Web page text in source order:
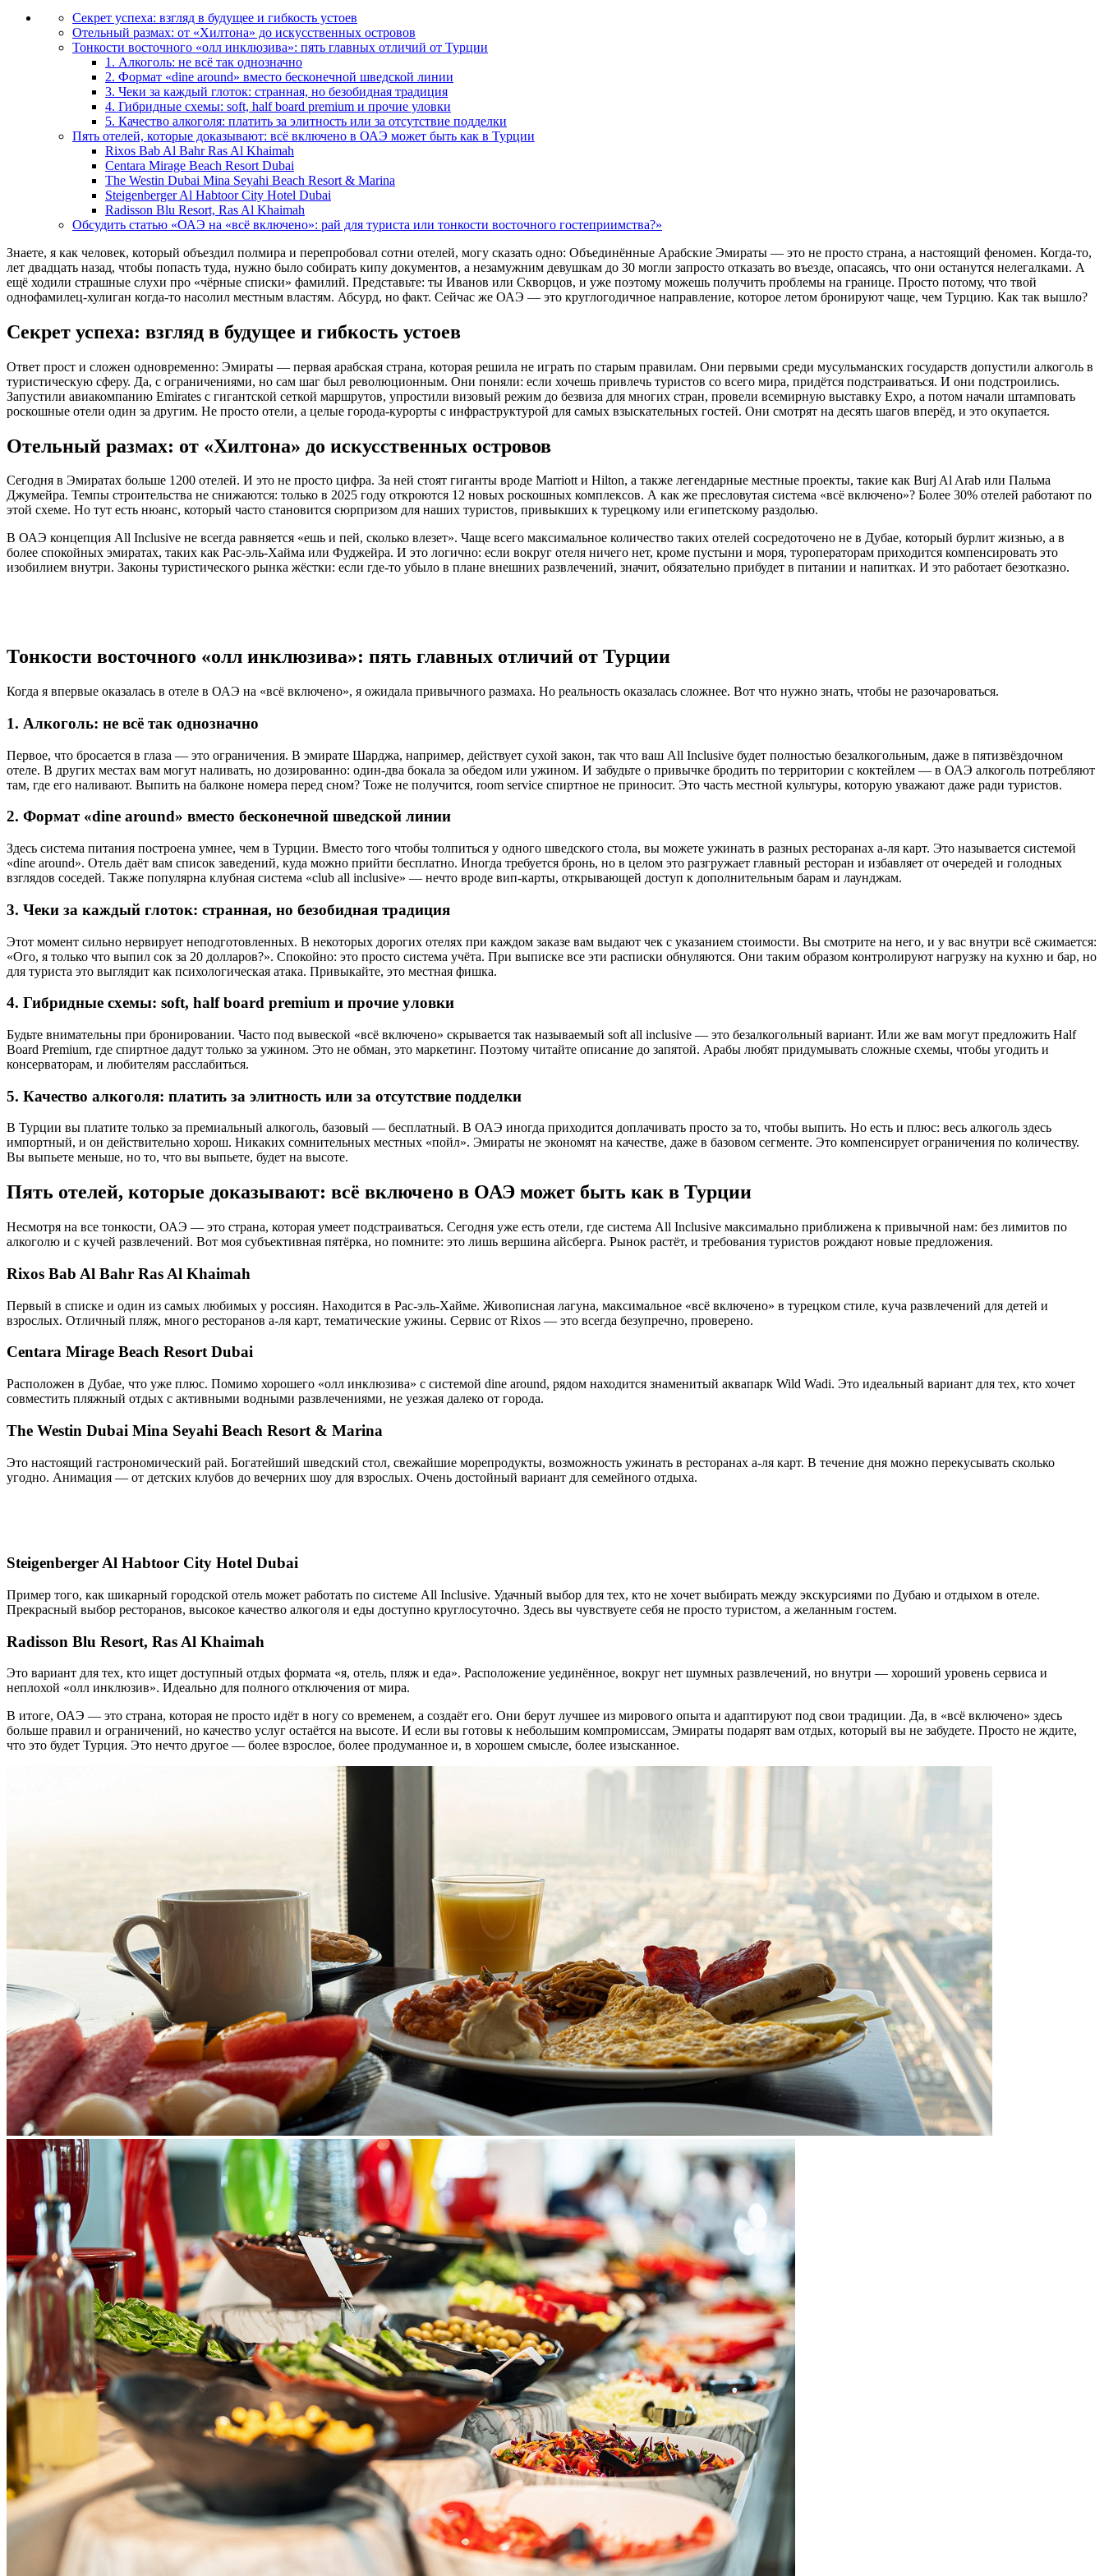
Секрет успеха: взгляд в будущее и гибкость устоев
Отельный размах: от «Хилтона» до искусственных островов
Тонкости восточного «олл инклюзива»: пять главных отличий от Турции
1. Алкоголь: не всё так однозначно
2. Формат «dine around» вместо бесконечной шведской линии
3. Чеки за каждый глоток: странная, но безобидная традиция
4. Гибридные схемы: soft, half board premium и прочие уловки
5. Качество алкоголя: платить за элитность или за отсутствие подделки
Пять отелей, которые доказывают: всё включено в ОАЭ может быть как в Турции
Rixos Bab Al Bahr Ras Al Khaimah
Centara Mirage Beach Resort Dubai
The Westin Dubai Mina Seyahi Beach Resort & Marina
Steigenberger Al Habtoor City Hotel Dubai
Radisson Blu Resort, Ras Al Khaimah
Обсудить статью «ОАЭ на «всё включено»: рай для туриста или тонкости восточного гостеприимства?»
Знаете, я как человек, который объездил полмира и перепробовал сотни отелей, могу сказать одно: Объединённые Арабские Эмираты — это не просто страна, а настоящий феномен. Когда-то,
лет двадцать назад, чтобы попасть туда, нужно было собирать кипу документов, а незамужним девушкам до 30 могли запросто отказать во въезде, опасаясь, что они останутся нелегалками. А
ещё ходили страшные слухи про «чёрные списки» фамилий. Представьте: ты Иванов или Скворцов, и уже поэтому можешь получить проблемы на границе. Просто потому, что твой
однофамилец-хулиган когда-то насолил местным властям. Абсурд, но факт. Сейчас же ОАЭ — это круглогодичное направление, которое летом бронируют чаще, чем Турцию. Как так вышло?
Секрет успеха: взгляд в будущее и гибкость устоев
Ответ прост и сложен одновременно: Эмираты — первая арабская страна, которая решила не играть по старым правилам. Они первыми среди мусульманских государств допустили алкоголь в
туристическую сферу. Да, с ограничениями, но сам шаг был революционным. Они поняли: если хочешь привлечь туристов со всего мира, придётся подстраиваться. И они подстроились.
Запустили авиакомпанию Emirates с гигантской сеткой маршрутов, упростили визовый режим до безвиза для многих стран, провели всемирную выставку Expo, а потом начали штамповать
роскошные отели один за другим. Не просто отели, а целые города-курорты с инфраструктурой для самых взыскательных гостей. Они смотрят на десять шагов вперёд, и это окупается.
Отельный размах: от «Хилтона» до искусственных островов
Сегодня в Эмиратах больше 1200 отелей. И это не просто цифра. За ней стоят гиганты вроде Marriott и Hilton, а также легендарные местные проекты, такие как Burj Al Arab или Пальма
Джумейра. Темпы строительства не снижаются: только в 2025 году откроются 12 новых роскошных комплексов. А как же пресловутая система «всё включено»? Более 30% отелей работают по
этой схеме. Но тут есть нюанс, который часто становится сюрпризом для наших туристов, привыкших к турецкому или египетскому раздолью.
В ОАЭ концепция All Inclusive не всегда равняется «ешь и пей, сколько влезет». Чаще всего максимальное количество таких отелей сосредоточено не в Дубае, который бурлит жизнью, а в
более спокойных эмиратах, таких как Рас-эль-Хайма или Фуджейра. И это логично: если вокруг отеля ничего нет, кроме пустыни и моря, туроператорам приходится компенсировать это
изобилием внутри. Законы туристического рынка жёстки: если где-то убыло в плане внешних развлечений, значит, обязательно прибудет в питании и напитках. И это работает безотказно.
Тонкости восточного «олл инклюзива»: пять главных отличий от Турции
Когда я впервые оказалась в отеле в ОАЭ на «всё включено», я ожидала привычного размаха. Но реальность оказалась сложнее. Вот что нужно знать, чтобы не разочароваться.
1. Алкоголь: не всё так однозначно
Первое, что бросается в глаза — это ограничения. В эмирате Шарджа, например, действует сухой закон, так что ваш All Inclusive будет полностью безалкогольным, даже в пятизвёздочном
отеле. В других местах вам могут наливать, но дозированно: один-два бокала за обедом или ужином. И забудьте о привычке бродить по территории с коктейлем — в ОАЭ алкоголь потребляют
там, где его наливают. Выпить на балконе номера перед сном? Тоже не получится, room service спиртное не приносит. Это часть местной культуры, которую уважают даже ради туристов.
2. Формат «dine around» вместо бесконечной шведской линии
Здесь система питания построена умнее, чем в Турции. Вместо того чтобы толпиться у одного шведского стола, вы можете ужинать в разных ресторанах а-ля карт. Это называется системой
«dine around». Отель даёт вам список заведений, куда можно прийти бесплатно. Иногда требуется бронь, но в целом это разгружает главный ресторан и избавляет от очередей и голодных
взглядов соседей. Также популярна клубная система «club all inclusive» — нечто вроде вип-карты, открывающей доступ к дополнительным барам и лаунджам.
3. Чеки за каждый глоток: странная, но безобидная традиция
Этот момент сильно нервирует неподготовленных. В некоторых дорогих отелях при каждом заказе вам выдают чек с указанием стоимости. Вы смотрите на него, и у вас внутри всё сжимается:
«Ого, я только что выпил сок за 20 долларов?». Спокойно: это просто система учёта. При выписке все эти расписки обнуляются. Они таким образом контролируют нагрузку на кухню и бар, но
для туриста это выглядит как психологическая атака. Привыкайте, это местная фишка.
4. Гибридные схемы: soft, half board premium и прочие уловки
Будьте внимательны при бронировании. Часто под вывеской «всё включено» скрывается так называемый soft all inclusive — это безалкогольный вариант. Или же вам могут предложить Half
Board Premium, где спиртное дадут только за ужином. Это не обман, это маркетинг. Поэтому читайте описание до запятой. Арабы любят придумывать сложные схемы, чтобы угодить и
консерваторам, и любителям расслабиться.
5. Качество алкоголя: платить за элитность или за отсутствие подделки
В Турции вы платите только за премиальный алкоголь, базовый — бесплатный. В ОАЭ иногда приходится доплачивать просто за то, чтобы выпить. Но есть и плюс: весь алкоголь здесь
импортный, и он действительно хорош. Никаких сомнительных местных «пойл». Эмираты не экономят на качестве, даже в базовом сегменте. Это компенсирует ограничения по количеству.
Вы выпьете меньше, но то, что вы выпьете, будет на высоте.
Пять отелей, которые доказывают: всё включено в ОАЭ может быть как в Турции
Несмотря на все тонкости, ОАЭ — это страна, которая умеет подстраиваться. Сегодня уже есть отели, где система All Inclusive максимально приближена к привычной нам: без лимитов по
алкоголю и с кучей развлечений. Вот моя субъективная пятёрка, но помните: это лишь вершина айсберга. Рынок растёт, и требования туристов рождают новые предложения.
Rixos Bab Al Bahr Ras Al Khaimah
Первый в списке и один из самых любимых у россиян. Находится в Рас-эль-Хайме. Живописная лагуна, максимальное «всё включено» в турецком стиле, куча развлечений для детей и
взрослых. Отличный пляж, много ресторанов а-ля карт, тематические ужины. Сервис от Rixos — это всегда безупречно, проверено.
Centara Mirage Beach Resort Dubai
Расположен в Дубае, что уже плюс. Помимо хорошего «олл инклюзива» с системой dine around, рядом находится знаменитый аквапарк Wild Wadi. Это идеальный вариант для тех, кто хочет
совместить пляжный отдых с активными водными развлечениями, не уезжая далеко от города.
The Westin Dubai Mina Seyahi Beach Resort & Marina
Это настоящий гастрономический рай. Богатейший шведский стол, свежайшие морепродукты, возможность ужинать в ресторанах а-ля карт. В течение дня можно перекусывать сколько
угодно. Анимация — от детских клубов до вечерних шоу для взрослых. Очень достойный вариант для семейного отдыха.
Steigenberger Al Habtoor City Hotel Dubai
Пример того, как шикарный городской отель может работать по системе All Inclusive. Удачный выбор для тех, кто не хочет выбирать между экскурсиями по Дубаю и отдыхом в отеле.
Прекрасный выбор ресторанов, высокое качество алкоголя и еды доступно круглосуточно. Здесь вы чувствуете себя не просто туристом, а желанным гостем.
Radisson Blu Resort, Ras Al Khaimah
Это вариант для тех, кто ищет доступный отдых формата «я, отель, пляж и еда». Расположение уединённое, вокруг нет шумных развлечений, но внутри — хороший уровень сервиса и
неплохой «олл инклюзив». Идеально для полного отключения от мира.
В итоге, ОАЭ — это страна, которая не просто идёт в ногу со временем, а создаёт его. Они берут лучшее из мирового опыта и адаптируют под свои традиции. Да, в «всё включено» здесь
больше правил и ограничений, но качество услуг остаётся на высоте. И если вы готовы к небольшим компромиссам, Эмираты подарят вам отдых, который вы не забудете. Просто не ждите,
что это будет Турция. Это нечто другое — более взрослое, более продуманное и, в хорошем смысле, более изысканное.